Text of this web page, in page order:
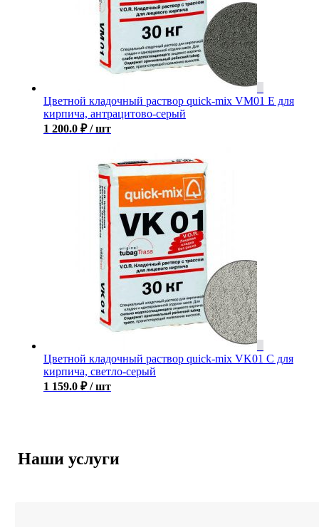
Цветной кладочный раствор quick-mix VM01 E для
кирпича, антрацитово-серый
1 200.0 ₽ / шт
Цветной кладочный раствор quick-mix VK01 С для
кирпича, светло-серый
1 159.0 ₽ / шт
Наши услуги